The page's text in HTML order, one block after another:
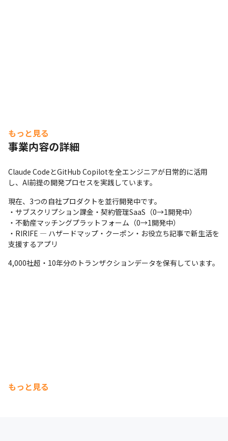
もっと見る
事業内容の詳細
Claude CodeとGitHub Copilotを全エンジニアが日常的に活用
し、AI前提の開発プロセスを実践しています。
現在、3つの自社プロダクトを並行開発中です。
・サブスクリプション課金・契約管理SaaS（0→1開発中）
・不動産マッチングプラットフォーム（0→1開発中）
・RIRIFE — ハザードマップ・クーポン・お役立ち記事で新生活を
支援するアプリ
4,000社超・10年分のトランザクションデータを保有しています。
もっと見る